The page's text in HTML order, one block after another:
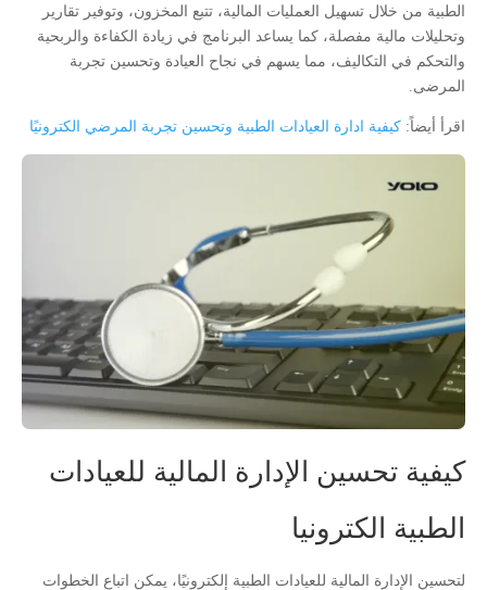
الطبية من خلال تسهيل العمليات المالية، تتبع المخزون، وتوفير تقارير
وتحليلات مالية مفصلة، كما يساعد البرنامج في زيادة الكفاءة والربحية
والتحكم في التكاليف، مما يسهم في نجاح العيادة وتحسين تجربة
المرضى.
اقرأ أيضاً: كيفية ادارة العيادات الطبية وتحسين تجربة المرضي الكترونيًا
كيفية تحسين الإدارة المالية للعيادات
الطبية الكترونيا
لتحسين الإدارة المالية للعيادات الطبية إلكترونيًا، يمكن اتباع الخطوات